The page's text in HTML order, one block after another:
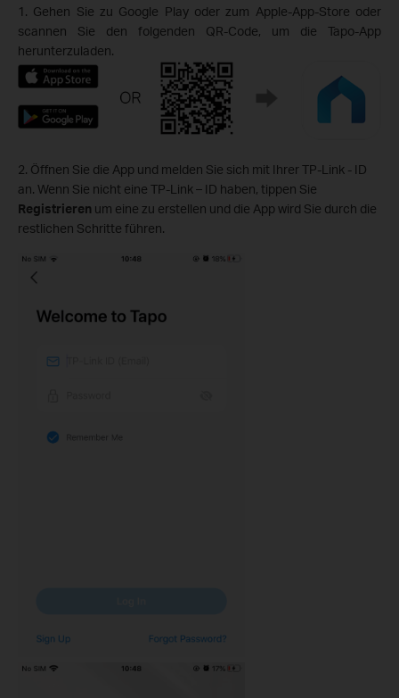
1. Gehen Sie zu Google Play oder zum Apple-App-Store oder
scannen Sie den folgenden QR-Code, um die Tapo-App
herunterzuladen.
2. Öffnen Sie die App und melden Sie sich mit Ihrer TP-Link - ID
an. Wenn Sie nicht eine TP-Link – ID haben, tippen Sie
Registrieren um eine zu erstellen und die App wird Sie durch die
restlichen Schritte führen.